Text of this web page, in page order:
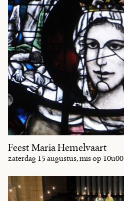
Feest Maria Hemelvaart
zaterdag 15 augustus, mis op 10u00